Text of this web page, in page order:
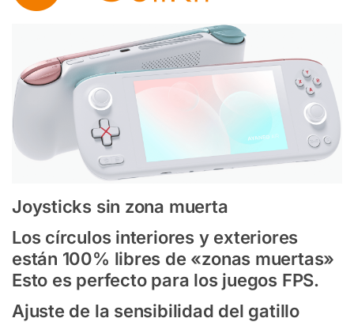
Joysticks sin zona muerta
Los círculos interiores y exteriores
están 100% libres de «zonas muertas»
Esto es perfecto para los juegos FPS.
Ajuste de la sensibilidad del gatillo